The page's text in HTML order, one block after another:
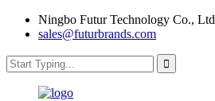
Ningbo Futur Technology Co., Ltd
sales@futurbrands.com